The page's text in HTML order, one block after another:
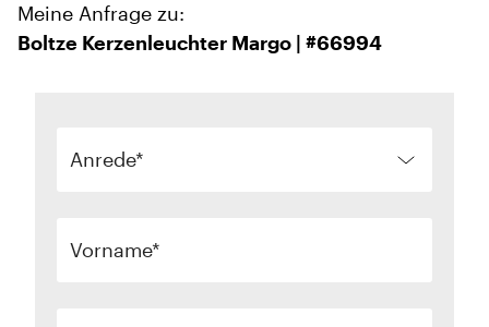
Meine Anfrage zu:
Boltze Kerzenleuchter Margo | #66994
Anrede
Vorname